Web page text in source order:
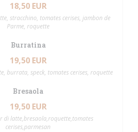
18,50 EUR
stracchino, tomates cerises, jambon de
Parme, roquette
Burratina
19,50 EUR
burrata, speck, tomates cerises, roquette
Bresaola
19,50 EUR
di latte,bresaola,roquette,tomates
cerises,parmesan